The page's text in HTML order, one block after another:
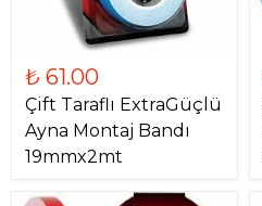
₺ 61.00
Çift Taraflı ExtraGüçlü
Ayna Montaj Bandı
19mmx2mt